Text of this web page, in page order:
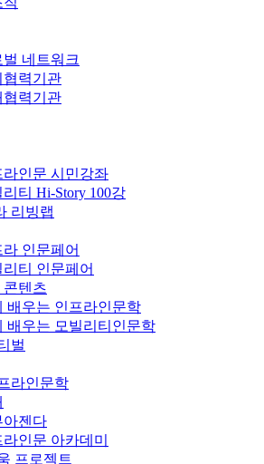
벌 네트워크
협력기관
협력기관
라인문 시민강좌
리티 Hi-Story 100강
리빙랩
라 인문페어
리티 인문페어
콘텐츠
배우는 인프라인문학
배우는 모빌리티인문학
벌
라인문학
아젠다
라인문 아카데미
프로젝트